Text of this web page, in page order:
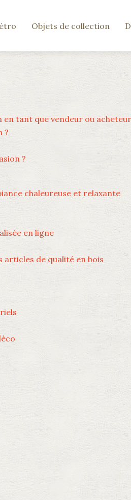
Objets de collection
tant que vendeur ou
?
?
chaleureuse et relaxante
en ligne
articles de qualité en bois